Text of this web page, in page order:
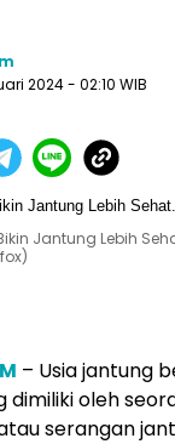
2024- 02:10 WIB
Jantung Lebih
– Usia jantung
dimiliki oleh
serangan